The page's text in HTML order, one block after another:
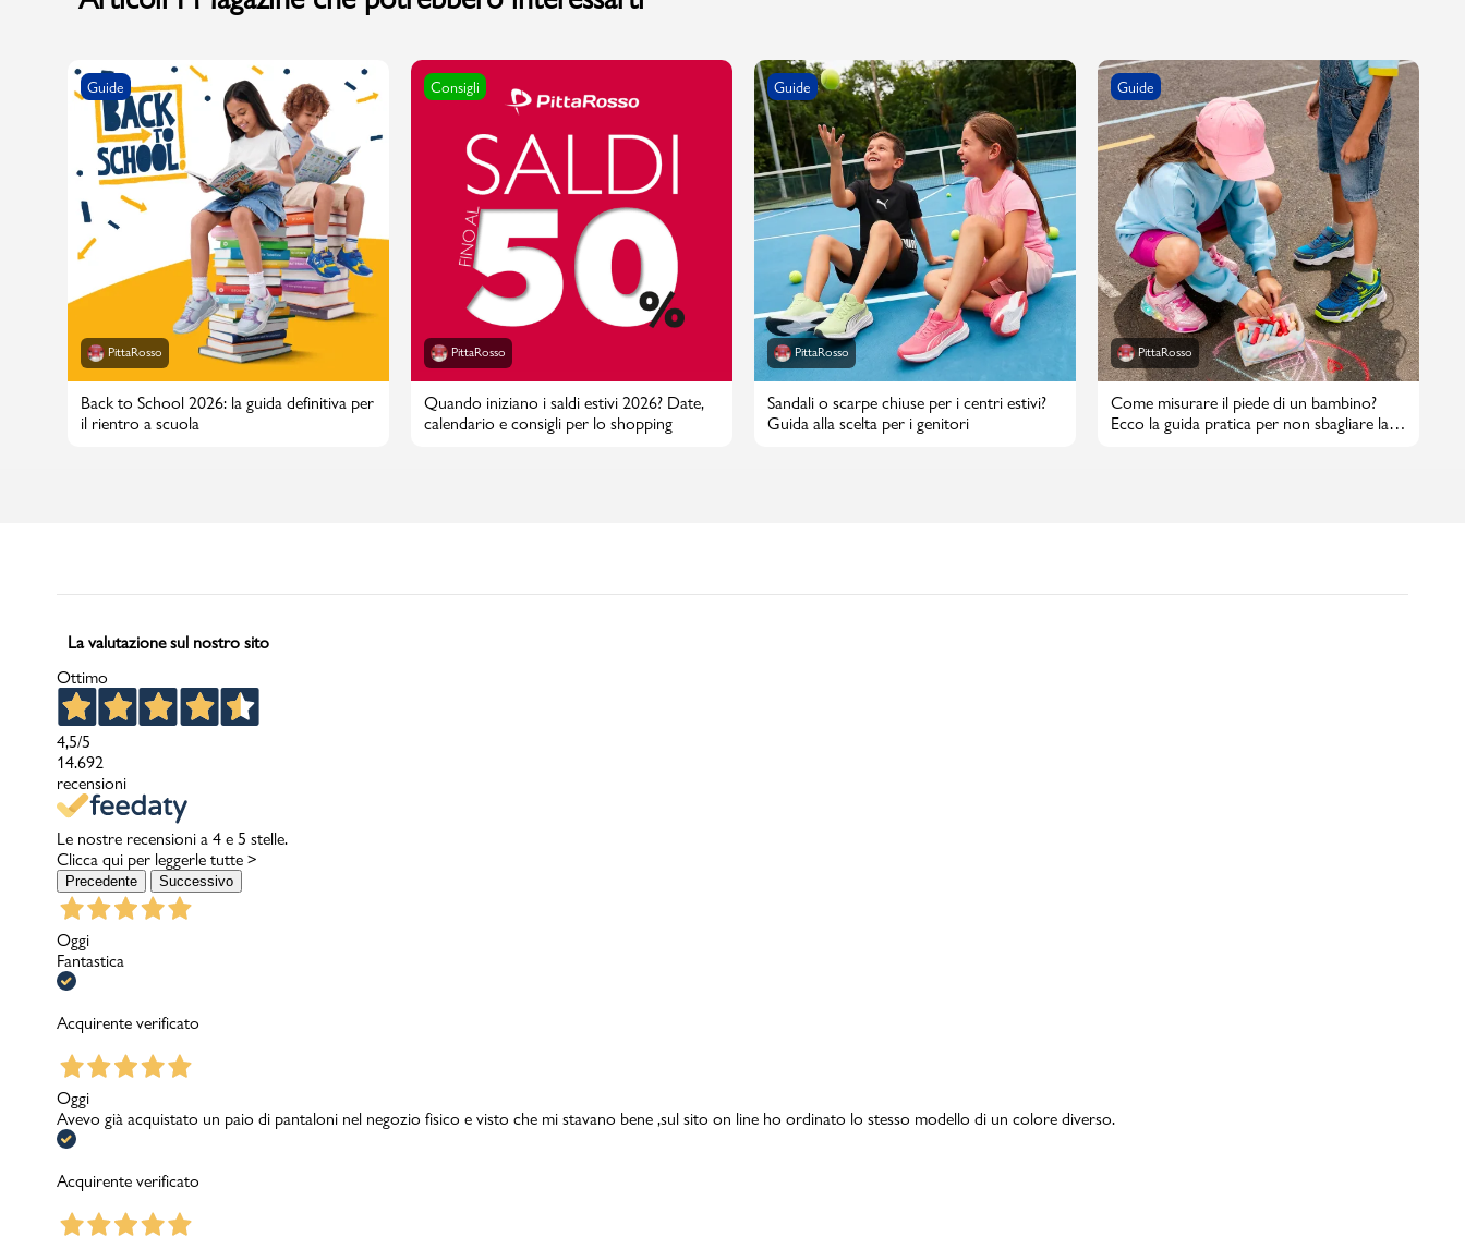
Guide
PittaRosso
Back to School 2026: la guida definitiva per
il rientro a scuola
Consigli
PittaRosso
Quando iniziano i saldi estivi 2026? Date,
calendario e consigli per lo shopping
Guide
PittaRosso
Sandali o scarpe chiuse per i centri estivi?
Guida alla scelta per i genitori
Guide
PittaRosso
Come misurare il piede di un bambino?
Ecco la guida pratica per non sbagliare la
La valutazione sul nostro sito
Ottimo
4,5/5
14.692
recensioni
Le nostre recensioni a 4 e 5 stelle.
Clicca qui per leggerle tutte >
Precedente Successivo
Oggi
Fantastica
Acquirente verificato
Oggi
Avevo già acquistato un paio di pantaloni nel negozio fisico e visto che mi stavano bene ,sul sito on line ho ordinato lo stesso modello di un colore diverso.
Acquirente verificato